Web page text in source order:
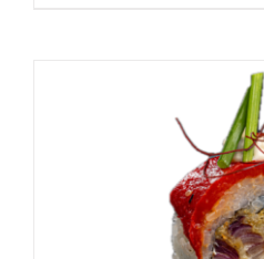
DODAJ DO KOSZYKA